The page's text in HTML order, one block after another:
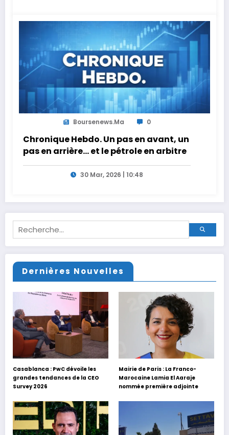
Boursenews.ma 0
Chronique Hebdo. Un pas en avant, un
pas en arrière… et le pétrole en arbitre
30 Mar, 2026 | 10:48
Dernières Nouvelles
Casablanca : PwC dévoile les
grandes tendances de la CEO
Survey 2026
Mairie de Paris : La Franco-
Marocaine Lamia El Aaraje
nommée première adjointe